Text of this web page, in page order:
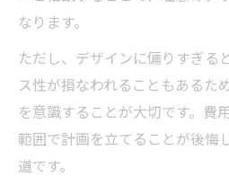
なります。
ただし、デザインに偏りすぎる
ス性が損なわれることもあるた
を意識することが大切です。費
範囲で計画を立てることが後悔
道です。